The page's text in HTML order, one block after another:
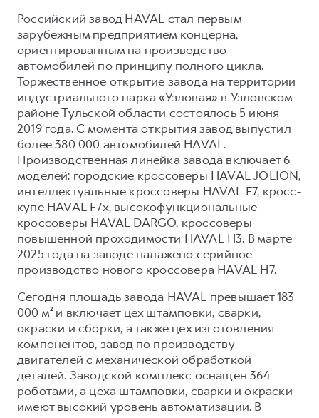
Российский завод HAVAL стал первым
зарубежным предприятием концерна,
ориентированным на производство
автомобилей по принципу полного цикла.
Торжественное открытие завода на территории
индустриального парка «Узловая» в Узловском
районе Тульской области состоялось 5 июня
2019 года. С момента открытия завод выпустил
более 380 000 автомобилей HAVAL.
Производственная линейка завода включает 6
моделей: городские кроссоверы HAVAL JOLION,
интеллектуальные кроссоверы HAVAL F7, кросс-
купе HAVAL F7x, высокофункциональные
кроссоверы HAVAL DARGO, кроссоверы
повышенной проходимости HAVAL H3. В марте
2025 года на заводе налажено серийное
производство нового кроссовера HAVAL H7.
Сегодня площадь завода HAVAL превышает 183
000 м² и включает цех штамповки, сварки,
окраски и сборки, а также цех изготовления
компонентов, завод по производству
двигателей с механической обработкой
деталей. Заводской комплекс оснащен 364
роботами, а цеха штамповки, сварки и окраски
имеют высокий уровень автоматизации. В